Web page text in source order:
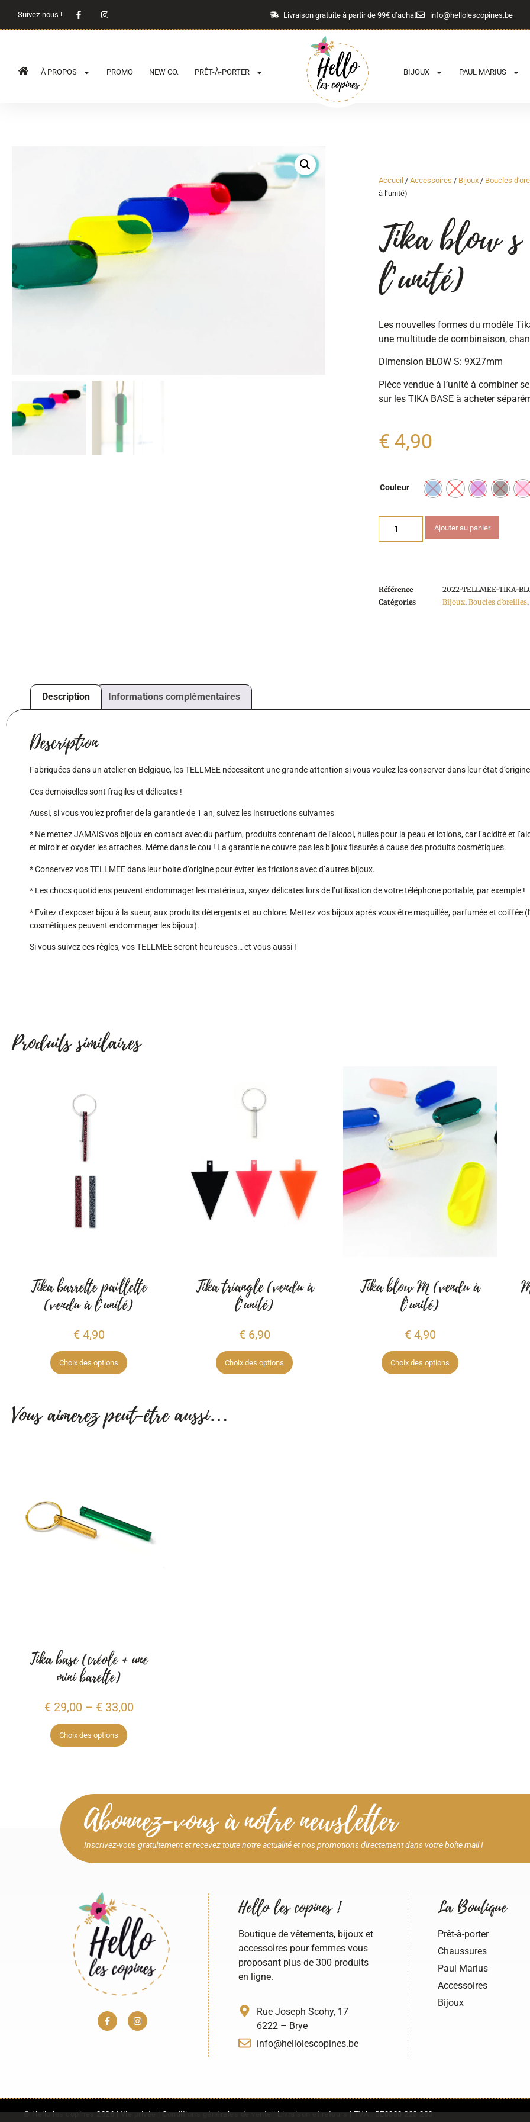
Suivez-nous ! Livraison gratuite à partir de 99€ d’achat info@hellolescopines.be
À PROPOS PROMO NEW CO. PRÊT-À-PORTER BIJOUX PAUL MARIUS
Accueil / Accessoires / Bijoux / Boucles
à l’unité)
Tika blow
l’unité)
Les nouvelles formes du modèle
une multitude de combinaison,
Dimension BLOW S: 9X27mm
Pièce vendue à l’unité à combiner
sur les TIKA BASE à acheter
€ 4,90
Couleur
Ajouter au panier
Référence
2022-TELLMEE-TIKA-
Catégories
Bijoux, Boucles d’oreilles,
Description Informations complémentaires
Description
Fabriquées dans un atelier en Belgique, les TELLMEE nécessitent une grande attention si vous voulez les conserver dans leur état
Ces demoiselles sont fragiles et délicates !
Aussi, si vous voulez profiter de la garantie de 1 an, suivez les instructions suivantes
* Ne mettez JAMAIS vos bijoux en contact avec du parfum, produits contenant de l’alcool, huiles pour la peau et lotions, car l’acidité et
et miroir et oxyder les attaches. Même dans le cou ! La garantie ne couvre pas les bijoux fissurés à cause des produits cosmétiques.
* Conservez vos TELLMEE dans leur boite d’origine pour éviter les frictions avec d’autres bijoux.
* Les chocs quotidiens peuvent endommager les matériaux, soyez délicates lors de l’utilisation de votre téléphone portable, par exemple !
* Evitez d’exposer bijou à la sueur, aux produits détergents et au chlore. Mettez vos bijoux après vous être maquillée, parfumée et coiffée
cosmétiques peuvent endommager les bijoux).
Si vous suivez ces règles, vos TELLMEE seront heureuses… et vous aussi !
Produits similaires
Tika barrette paillette
(vendu à l’unité)
€4,90
Choix des options
Tika triangle (vendu à
l’unité)
€6,90
Choix des options
Tika blow M (vendu à
l’unité)
€4,90
Choix des options
Vous aimerez peut-être aussi…
Tika base (créole + une
mini barette)
€29,00 – €33,00
Choix des options
Abonnez-vous à notre newsletter
Inscrivez-vous gratuitement et recevez toute notre actualité et nos promotions directement dans votre boîte mail !
Hello les copines !
Boutique de vêtements, bijoux et
accessoires pour femmes vous
proposant plus de 300 produits
en ligne.
Rue Joseph Scohy, 17
6222 – Brye
info@hellolescopines.be
La Boutique
Prêt-à-porter
Chaussures
Paul Marius
Accessoires
Bijoux
© Hello les copines 2026 |Vie privée|Conditions générales de vente|Livraison et retours| TVA : BE0880 228 280
Mercredi 05/08 : 10h à 17h30
Rue Joseph Scohy, 17 – 6222 Brye
Julie, gérante Hello les copines.